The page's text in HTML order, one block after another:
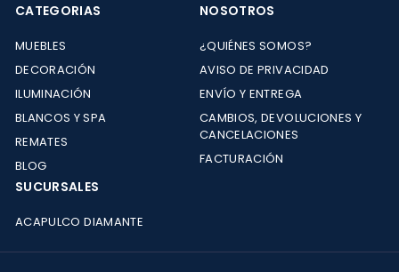
CATEGORIAS
MUEBLES
DECORACIÓN
ILUMINACIÓN
BLANCOS Y SPA
REMATES
BLOG
NOSOTROS
¿QUIÉNES SOMOS?
AVISO DE PRIVACIDAD
ENVÍO Y ENTREGA
CAMBIOS, DEVOLUCIONES Y
CANCELACIONES
FACTURACIÓN
SUCURSALES
ACAPULCO DIAMANTE